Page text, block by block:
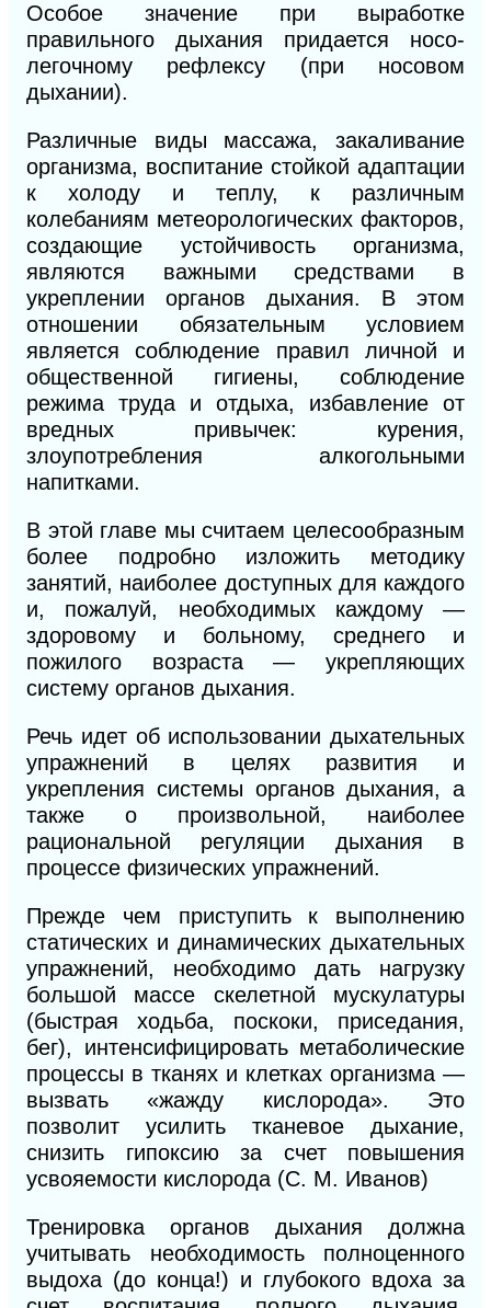
Особое значение при выработке
правильного дыхания придается носо-
легочному рефлексу (при носовом
дыхании).
Различные виды массажа, закаливание
организма, воспитание стойкой адаптации
к холоду и теплу, к различным
колебаниям метеорологических факторов,
создающие устойчивость организма,
являются важными средствами в
укреплении органов дыхания. В этом
отношении обязательным условием
является соблюдение правил личной и
общественной гигиены, соблюдение
режима труда и отдыха, избавление от
вредных привычек: курения,
злоупотребления алкогольными
напитками.
В этой главе мы считаем целесообразным
более подробно изложить методику
занятий, наиболее доступных для каждого
и, пожалуй, необходимых каждому —
здоровому и больному, среднего и
пожилого возраста — укрепляющих
систему органов дыхания.
Речь идет об использовании дыхательных
упражнений в целях развития и
укрепления системы органов дыхания, а
также о произвольной, наиболее
рациональной регуляции дыхания в
процессе физических упражнений.
Прежде чем приступить к выполнению
статических и динамических дыхательных
упражнений, необходимо дать нагрузку
большой массе скелетной мускулатуры
(быстрая ходьба, поскоки, приседания,
бег), интенсифицировать метаболические
процессы в тканях и клетках организма —
вызвать «жажду кислорода». Это
позволит усилить тканевое дыхание,
снизить гипоксию за счет повышения
усвояемости кислорода (С. М. Иванов)
Тренировка органов дыхания должна
учитывать необходимость полноценного
выдоха (до конца!) и глубокого вдоха за